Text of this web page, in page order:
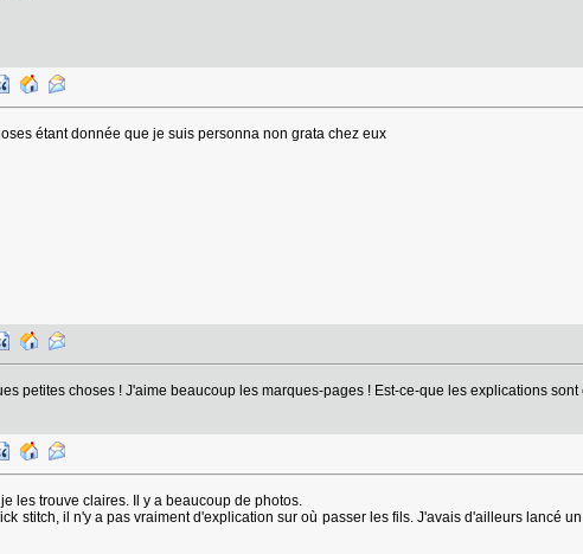
étant donnée que je suis personna non grata chez eux
petites choses ! J'aime beaucoup les marques-pages ! Est-ce-que les explications sont
les trouve claires. Il y a beaucoup de photos.
stitch, il n'y a pas vraiment d'explication sur où passer les fils. J'avais d'ailleurs lancé